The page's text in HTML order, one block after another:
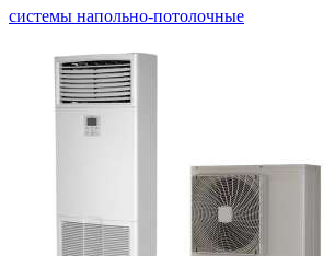
системы напольно-потолочные